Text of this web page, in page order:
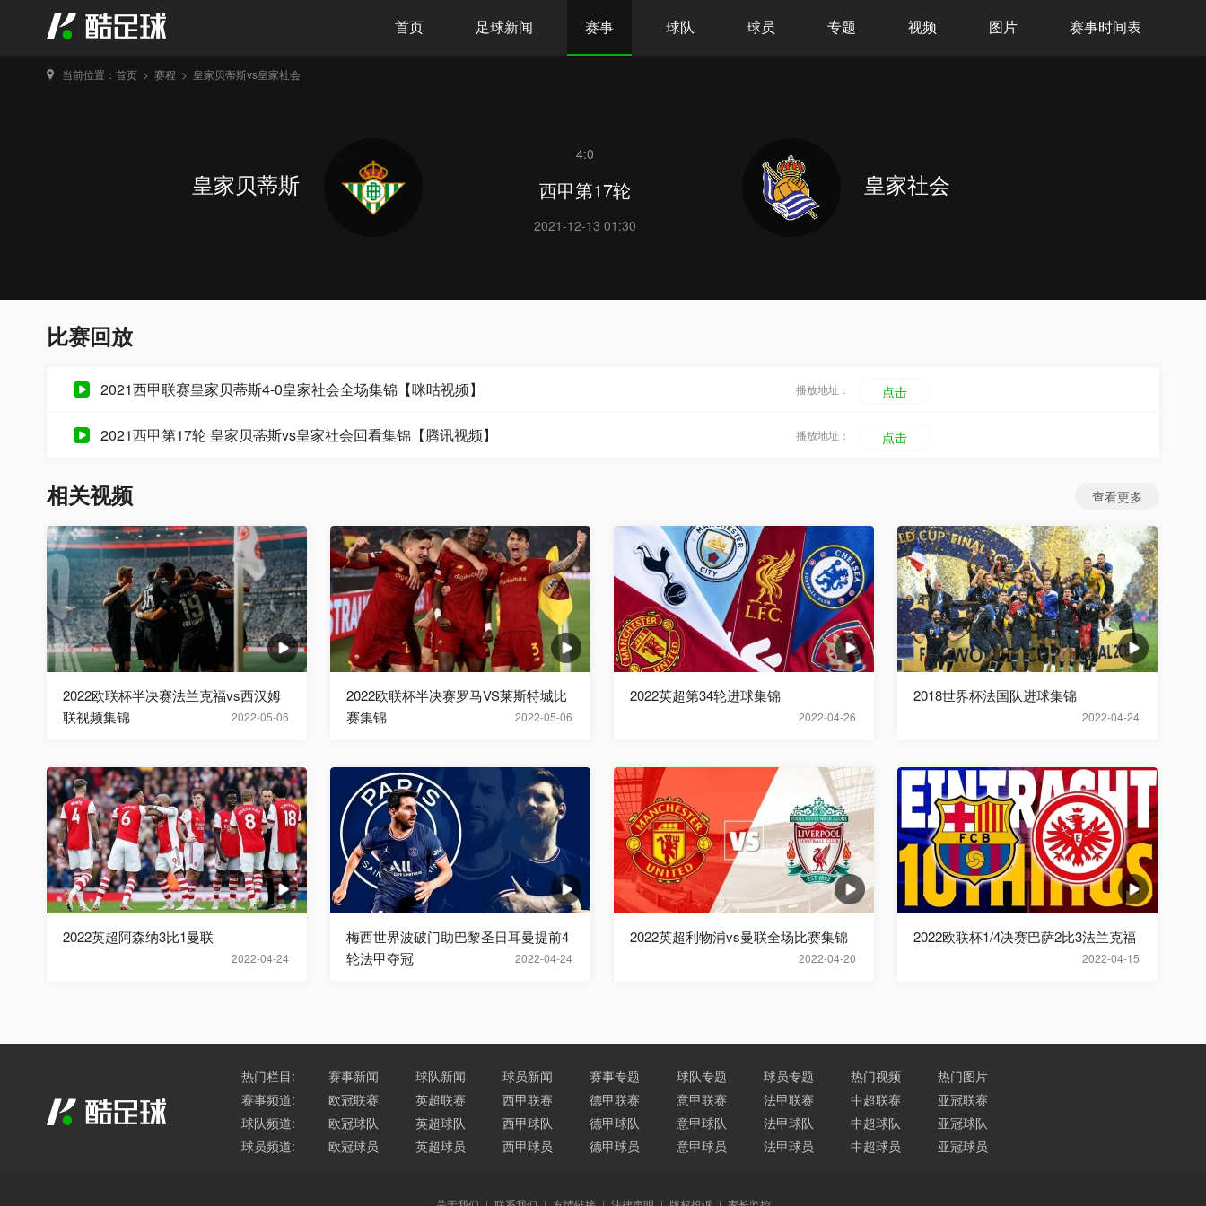
首页 足球新闻 赛事 球队 球员 专题 视频 图片 赛事时间表
当前位置： 首页 > 赛程 > 皇家贝蒂斯vs皇家社会
皇家贝蒂斯
4:0
西甲第17轮
2021-12-13 01:30
皇家社会
比赛回放
2021西甲联赛皇家贝蒂斯4-0皇家社会全场集锦【咪咕视频】 播放地址： 点击
2021西甲第17轮 皇家贝蒂斯vs皇家社会回看集锦【腾讯视频】 播放地址： 点击
相关视频 查看更多
2022-05-06
2022欧联杯半决赛法兰克福vs西汉姆
联视频集锦
2022-05-06
2022欧联杯半决赛罗马VS莱斯特城比
赛集锦
2022-04-26
2022英超第34轮进球集锦
2022-04-24
2018世界杯法国队进球集锦
2022-04-24
2022英超阿森纳3比1曼联
2022-04-24
梅西世界波破门助巴黎圣日耳曼提前4
轮法甲夺冠
2022-04-20
2022英超利物浦vs曼联全场比赛集锦
2022-04-15
2022欧联杯1/4决赛巴萨2比3法兰克福
热门栏目: 赛事新闻 球队新闻 球员新闻 赛事专题 球队专题 球员专题 热门视频
热门图片
赛事频道:
欧冠联赛 英超联赛 西甲联赛 德甲联赛 意甲联赛 法甲联赛 中超联赛
亚冠联赛
球队频道:
欧冠球队 英超球队 西甲球队 德甲球队 意甲球队 法甲球队 中超球队
亚冠球队
球员频道:
欧冠球员 英超球员 西甲球员 德甲球员 意甲球员 法甲球员 中超球员 亚冠球员